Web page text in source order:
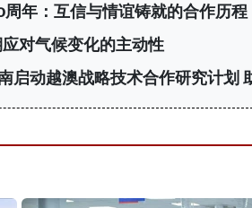
周年：互信与情谊铸就的合作历程
对气候变化的主动性
启动越澳战略技术合作研究计划